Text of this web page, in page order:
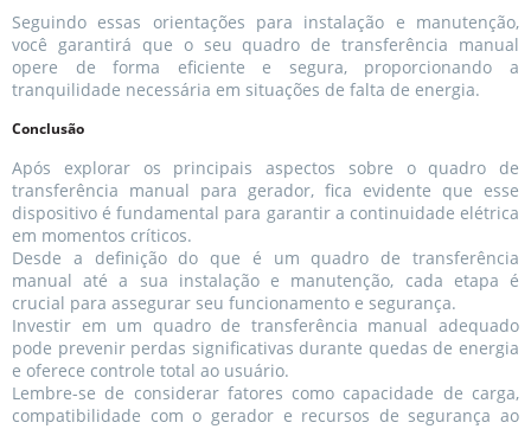
Seguindo essas orientações para instalação e manutenção,
você garantirá que o seu quadro de transferência manual
opere de forma eficiente e segura, proporcionando a
tranquilidade necessária em situações de falta de energia.
Conclusão
Após explorar os principais aspectos sobre o quadro de
transferência manual para gerador, fica evidente que esse
dispositivo é fundamental para garantir a continuidade elétrica
em momentos críticos.
Desde a definição do que é um quadro de transferência
manual até a sua instalação e manutenção, cada etapa é
crucial para assegurar seu funcionamento e segurança.
Investir em um quadro de transferência manual adequado
pode prevenir perdas significativas durante quedas de energia
e oferece controle total ao usuário.
Lembre-se de considerar fatores como capacidade de carga,
compatibilidade com o gerador e recursos de segurança ao